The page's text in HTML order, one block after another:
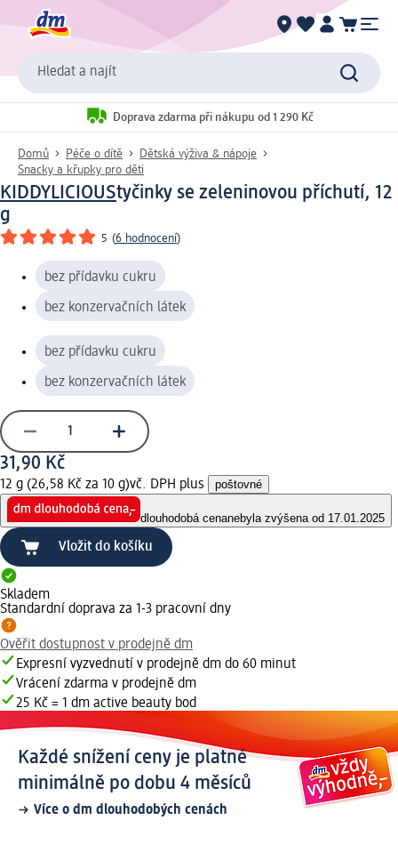
Hledat a najít
Doprava zdarma při nákupu od 1 290 Kč
Domů Péče o dítě
Dětská výživa & nápoje
Snacky a křupky pro děti
KIDDYLICIOUStyčinky se zeleninovou příchutí, 12
g
5 (6 hodnocení)
bez přídavku cukru
bez konzervačních látek
bez přídavku cukru
bez konzervačních látek
31,90 Kč
12 g (26,58 Kč za 10 g)vč. DPH plus poštovné
dlouhodobá cenanebyla zvýšena od 17.01.2025
Vložit do košíku
Skladem
Standardní doprava za 1-3 pracovní dny
Ověřit dostupnost v prodejně dm
Expresní vyzvednutí v prodejně dm do 60 minut
Vrácení zdarma v prodejně dm
25 Kč = 1 dm active beauty bod
Každé snížení ceny je platné
minimálně po dobu 4 měsíců
Více o dm dlouhodobých cenách